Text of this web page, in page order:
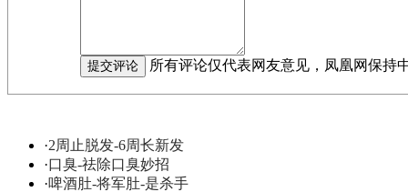
所有评论仅代表网友意见，凤凰网保持
·2周止脱发-6周长新发
·口臭-祛除口臭妙招
·啤酒肚-将军肚-是杀手